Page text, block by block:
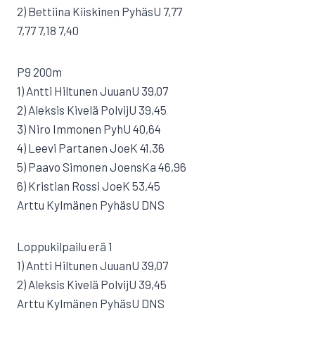
2) Bettiina Kiiskinen PyhäsU 7,77
7,77 7,18 7,40
P9 200m
1) Antti Hiltunen JuuanU 39,07
2) Aleksis Kivelä PolvijU 39,45
3) Niro Immonen PyhU 40,64
4) Leevi Partanen JoeK 41,36
5) Paavo Simonen JoensKa 46,96
6) Kristian Rossi JoeK 53,45
Arttu Kylmänen PyhäsU DNS
Loppukilpailu erä 1
1) Antti Hiltunen JuuanU 39,07
2) Aleksis Kivelä PolvijU 39,45
Arttu Kylmänen PyhäsU DNS